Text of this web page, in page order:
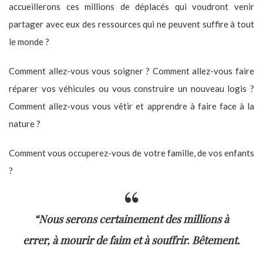
accueillerons ces millions de déplacés qui voudront venir
partager avec eux des ressources qui ne peuvent suffire à tout
le monde ?
Comment allez-vous vous soigner ? Comment allez-vous faire
réparer vos véhicules ou vous construire un nouveau logis ?
Comment allez-vous vous vêtir et apprendre à faire face à la
nature ?
Comment vous occuperez-vous de votre famille, de vos enfants
?
“Nous serons certainement des millions à
errer, à mourir de faim et à souffrir. Bêtement.